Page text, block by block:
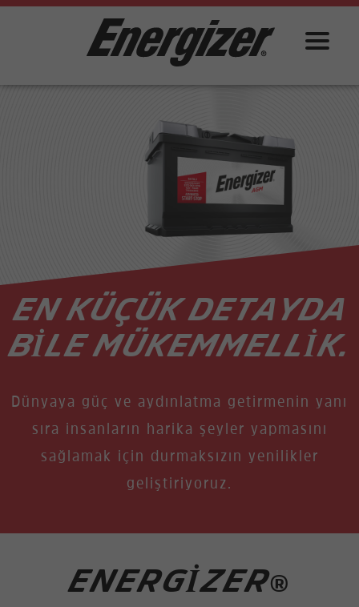
EN KÜÇÜK DETAYDA
BİLE MÜKEMMELLİK.
Dünyaya güç ve aydınlatma getirmenin yanı
sıra insanların harika şeyler yapmasını
sağlamak için durmaksızın yenilikler
geliştiriyoruz.
ENERGIZER®